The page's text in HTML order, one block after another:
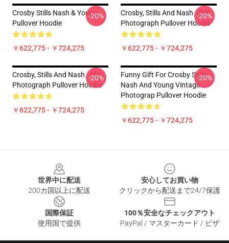
Crosby Stills Nash & Young
Pullover Hoodie
￥622,775 - ￥724,275
-20%
Crosby, Stills And Nash - BW
Photograph Pullover Hoodie
￥622,775 - ￥724,275
-20%
Crosby, Stills And Nash - BW
Photograph Pullover Hoodie
￥622,775 - ￥724,275
-20%
Funny Gift For Crosby Stills
Nash And Young Vintage
Photograp Pullover Hoodie
￥622,775 - ￥724,275
-20%
世界中に配送
200カ国以上に配送
安心してお買い物
クリックから配送まで24/7保護
国際保証
使用国で提供
100％安全なチェックアウト
PayPal / マスターカード / ビザ